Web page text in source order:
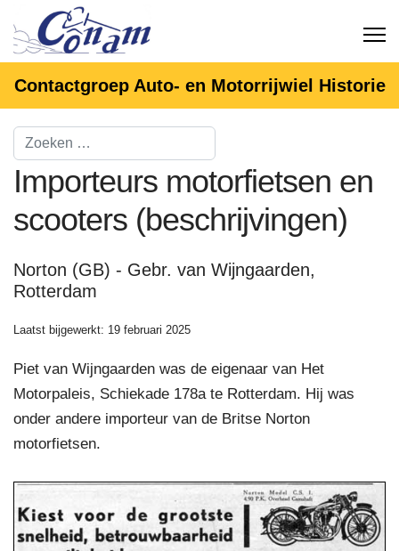
Contactgroep Auto- en Motorrijwiel Historie
Importeurs motorfietsen en
scooters (beschrijvingen)
Norton (GB) - Gebr. van Wijngaarden,
Rotterdam
Laatst bijgewerkt: 19 februari 2025
Piet van Wijngaarden was de eigenaar van Het
Motorpaleis, Schiekade 178a te Rotterdam. Hij was
onder andere importeur van de Britse Norton
motorfietsen.